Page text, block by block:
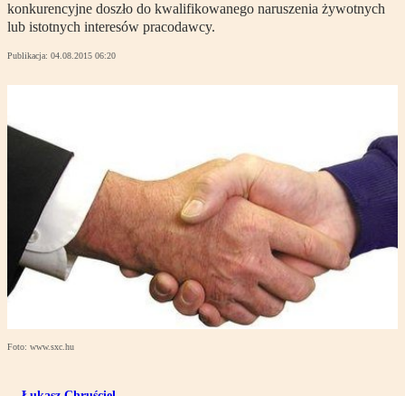
konkurencyjne doszło do kwalifikowanego naruszenia żywotnych
lub istotnych interesów pracodawcy.
Publikacja: 04.08.2015 06:20
Foto: www.sxc.hu